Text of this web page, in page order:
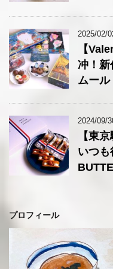
2025/02/
【
冲！新
ムール
2024/09/
【東
いつ
プロフィール